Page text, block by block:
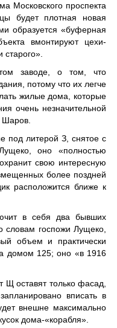
Московского проспекта
будет плотная новая
образуется «буферная
вмонтируют цехи-
заводе, о том, что
потому что их легче
жилые дома, которые
очень незначительной
Шаров.
под литерой З, снятое с
оно «полностью
свою интересную
более поздней
расположится ближе к
в себя два бывших
госпожи Лущеко,
объем и практически
домом 125; оно «в 1916
Щ оставят только фасад,
вписать в
внешне максимально
дома-«корабля».